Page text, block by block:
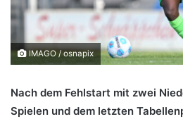
IMAGO / osnapix
Nach dem Fehlstart mit zwei
Spielen und dem letzten